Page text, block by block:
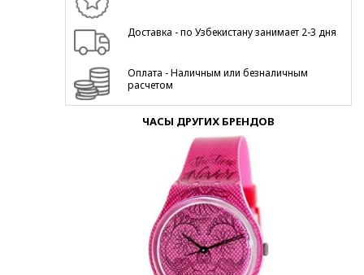
Доставка - по Узбекистану занимает 2-3 дня
Оплата - Наличным или безналичным
расчетом
ЧАСЫ ДРУГИХ БРЕНДОВ